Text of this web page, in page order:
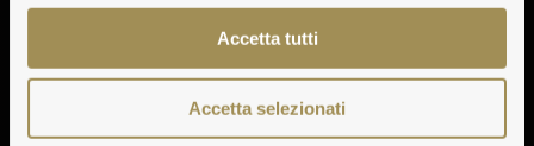
Accetta tutti
Accetta selezionati